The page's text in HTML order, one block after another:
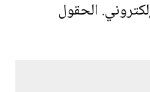
الحقول